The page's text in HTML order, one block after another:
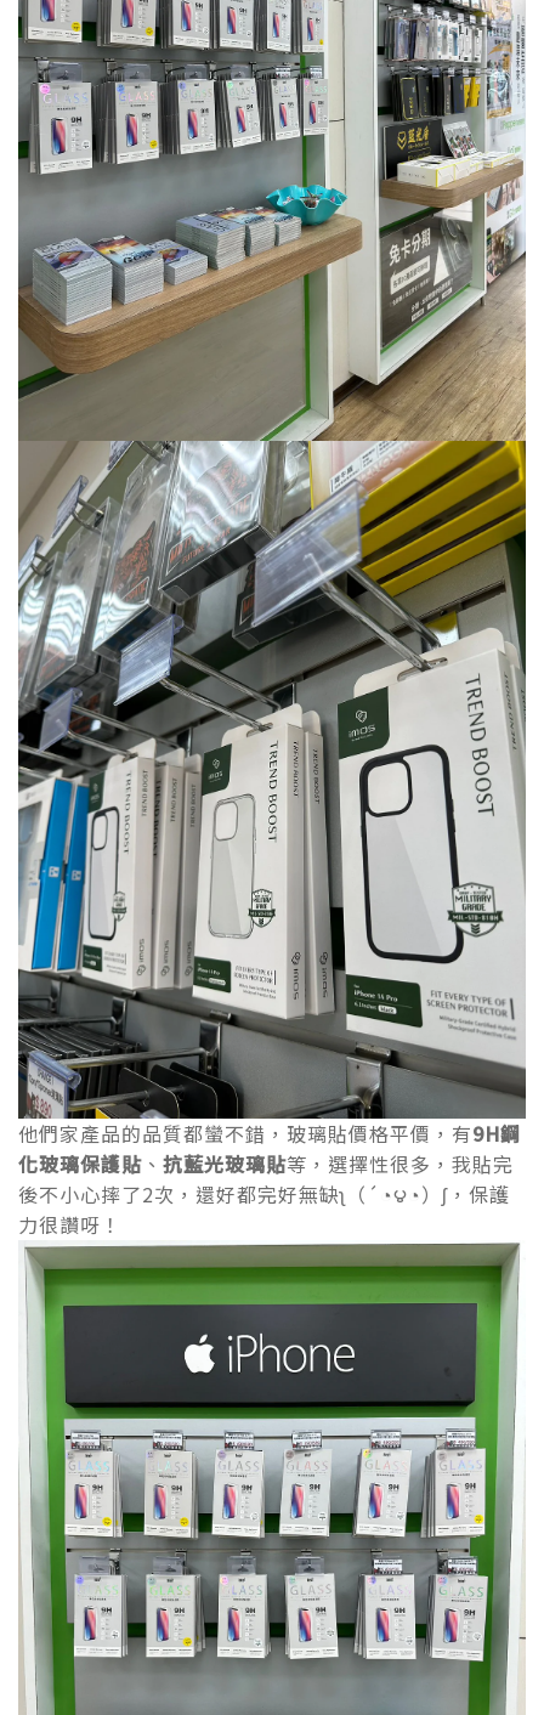
他們家產品的品質都蠻不錯，玻璃貼價格平價，有9H鋼
化玻璃保護貼 、 抗藍光玻璃貼等，選擇性很多，我貼完
後不小心摔了2次，還好都完好無缺ʅ（´◔౪◔）ʃ，保護
力很讚呀！